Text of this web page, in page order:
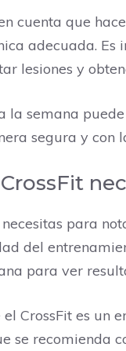
cuenta que
adecuada.
lesiones y
la semana
segura y con
necesitas para
del
para ver
CrossFit es un
se